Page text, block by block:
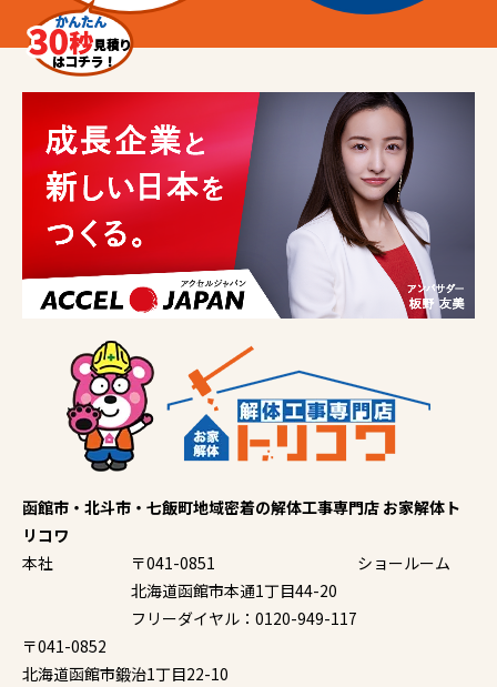
函館市・北斗市・七飯町地域密着の解体工事専門店 お家解体ト
リコワ
本社
〒041-0851
北海道函館市本通1丁目44-20
フリーダイヤル：0120-949-117
ショールーム
〒041-0852
北海道函館市鍛治1丁目22-10